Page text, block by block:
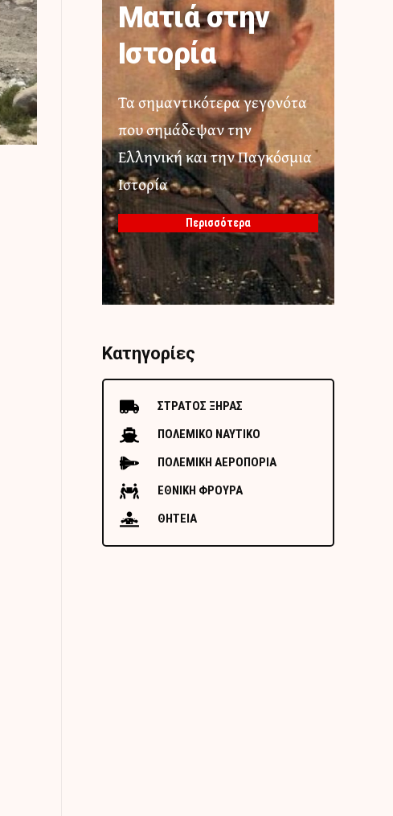
Ματιά στην
Ιστορία
Τα σημαντικότερα γεγονότα
που σημάδεψαν την
Ελληνική και την Παγκόσμια
Ιστορία
Περισσότερα
Κατηγορίες
ΣΤΡΑΤΟΣ ΞΗΡΑΣ
ΠΟΛΕΜΙΚΟ ΝΑΥΤΙΚΟ
ΠΟΛΕΜΙΚΗ ΑΕΡΟΠΟΡΙΑ
ΕΘΝΙΚΗ ΦΡΟΥΡΑ
ΘΗΤΕΙΑ